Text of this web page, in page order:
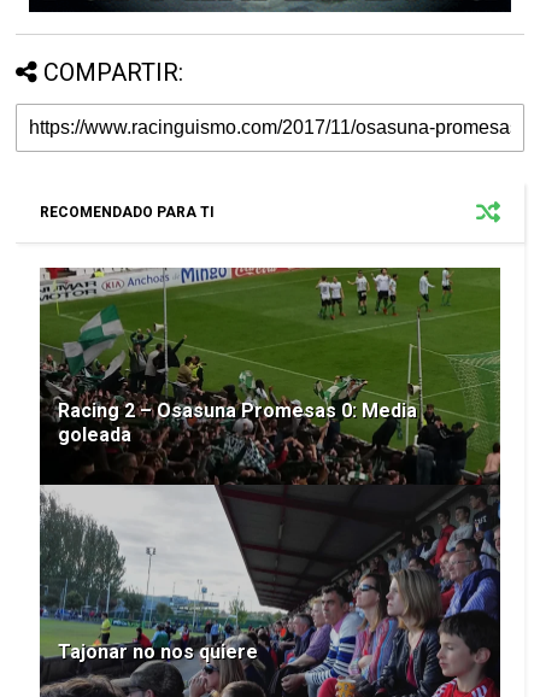
COMPARTIR:
RECOMENDADO PARA TI
Racing 2 – Osasuna Promesas 0: Media
goleada
Tajonar no nos quiere